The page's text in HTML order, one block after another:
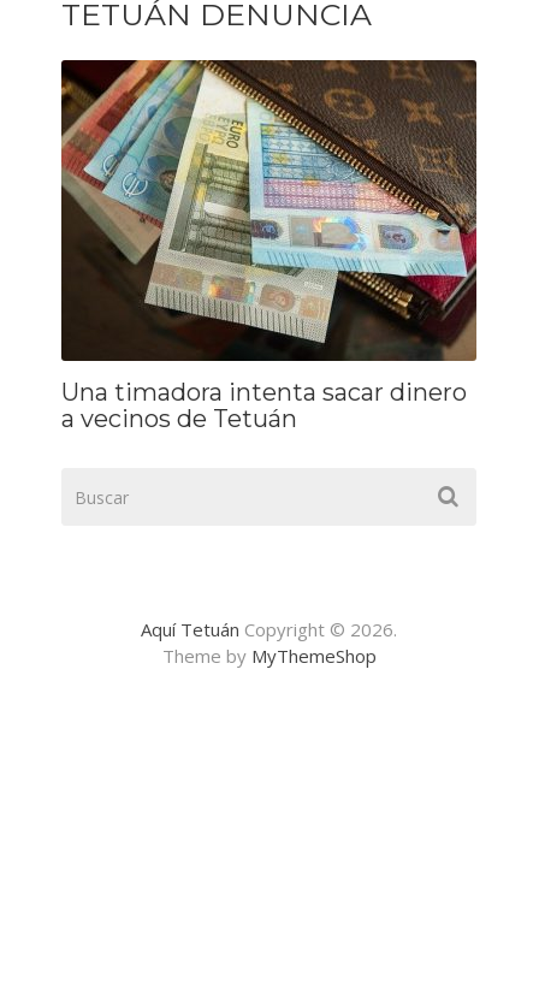
TETUÁN DENUNCIA
Una timadora intenta sacar dinero
a vecinos de Tetuán
Aquí Tetuán Copyright © 2026.
Theme by MyThemeShop